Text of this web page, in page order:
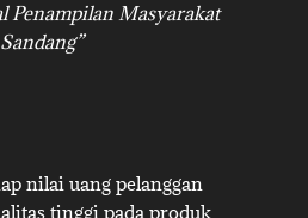
Penampilan Masyarakat
nilai uang pelanggan
tinggi pada produk